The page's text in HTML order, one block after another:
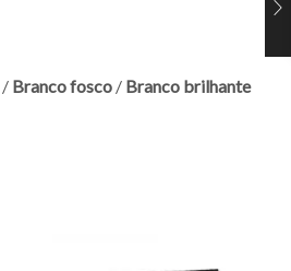
/ Branco fosco / Branco brilhante